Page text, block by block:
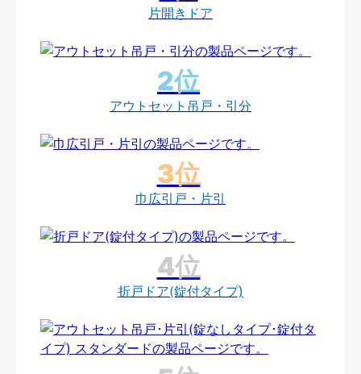
片開きドア
アウトセット吊戸・引分
巾広引戸・片引
折戸ドア(錠付タイプ)